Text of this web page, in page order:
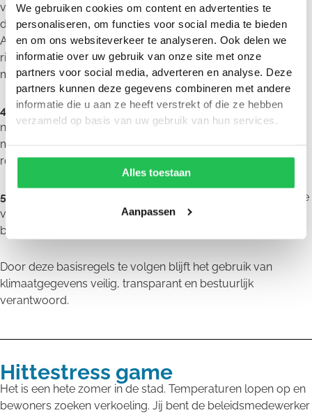
We gebruiken cookies om content en advertenties te
personaliseren, om functies voor social media te bieden
en om ons websiteverkeer te analyseren. Ook delen we
informatie over uw gebruik van onze site met onze
partners voor social media, adverteren en analyse. Deze
partners kunnen deze gegevens combineren met andere
informatie die u aan ze heeft verstrekt of die ze hebben
verzameld op basis van uw gebruik van hun services.
Alles toestaan
Aanpassen
via een dashboard of combineer je ze met andere
databronnen, dan is een DPIA (Data Protection Impact
Assessment) verstandig. Hiermee laat je zien dat je vooraf
risico’s in kaart hebt gebracht en maatregelen neemt om
misbruik te voorkomen.
4. Bewaartermijnen en toegang: bewaar alleen data die
nodig is voor beleid en beheer. Beperk toegang tot
medewerkers die het echt nodig hebben, met een
rolgebaseerd toegangsbeheer.
5. Datakwaliteit
: werk altijd met een meetprotocol, kalibratie
van sensoren en herhaalmetingen. Zo zorg je dat de data
betrouwbaar is en besluiten stevig onderbouwd zijn.
Door deze basisregels te volgen blijft het gebruik van
klimaatgegevens veilig, transparant en bestuurlijk
verantwoord.
Hittestress game
Het is een hete zomer in de stad. Temperaturen lopen op en
bewoners zoeken verkoeling. Jij bent de beleidsmedewerker